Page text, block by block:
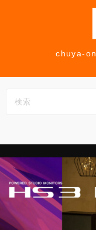
プ
chuya-